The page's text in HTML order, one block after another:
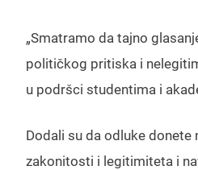
„Smatramo da tajno
političkog pritiska i
u podršci studentima i
Dodali su da odluke donete
zakonitosti i legitimiteta i